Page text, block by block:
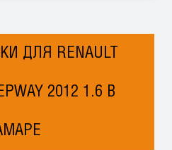
ДЛЯ RENAULT
2012 1.6 В